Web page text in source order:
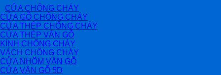
CỬA CHỐNG CHÁY
CỬA GỖ CHỐNG CHÁY
CỬA THÉP CHỐNG CHÁY
CỬA THÉP VÂN GỖ
KÍNH CHỐNG CHÁY
VÁCH CHỐNG CHÁY
CỬA NHÔM VÂN GỖ
CỬA VÂN GỖ 5D